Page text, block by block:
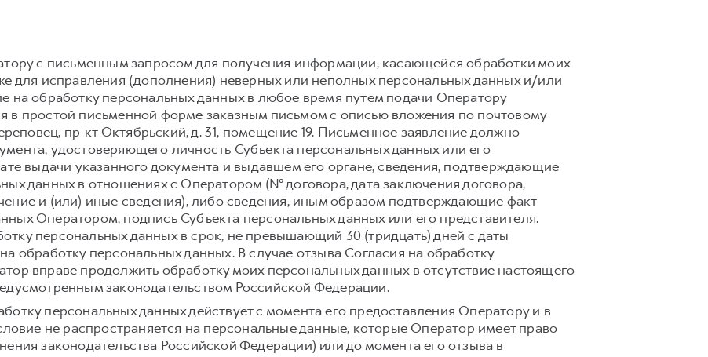
с письменным запросом для получения информации, касающейся обработки моих
для исправления (дополнения) неверных или неполных персональных данных и/или
на обработку персональных данных в любое время путем подачи Оператору
в простой письменной форме заказным письмом с описью вложения по почтовому
пр-кт Октябрьский, д. 31, помещение 19. Письменное заявление должно
удостоверяющего личность Субъекта персональных данных или его
выдачи указанного документа и выдавшем его органе, сведения, подтверждающие
данных в отношениях с Оператором (№ договора, дата заключения договора,
и (или) иные сведения), либо сведения, иным образом подтверждающие факт
Оператором, подпись Субъекта персональных данных или его представителя.
персональных данных в срок, не превышающий 30 (тридцать) дней с даты
обработку персональных данных. В случае отзыва Согласия на обработку
вправе продолжить обработку моих персональных данных в отсутствие настоящего
законодательством Российской Федерации.
персональных данных действует с момента его предоставления Оператору и в
не распространяется на персональные данные, которые Оператор имеет право
законодательства Российской Федерации) или до момента его отзыва в